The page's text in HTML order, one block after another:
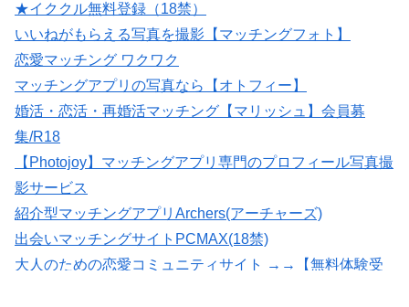
★イククル無料登録（18禁）
いいねがもらえる写真を撮影【マッチングフォト】
恋愛マッチング ワクワク
マッチングアプリの写真なら【オトフィー】
婚活・恋活・再婚活マッチング【マリッシュ】会員募
集/R18
【Photojoy】マッチングアプリ専門のプロフィール写真撮
影サービス
紹介型マッチングアプリArchers(アーチャーズ)
出会いマッチングサイトPCMAX(18禁)
大人のための恋愛コミュニティサイト →→【無料体験受